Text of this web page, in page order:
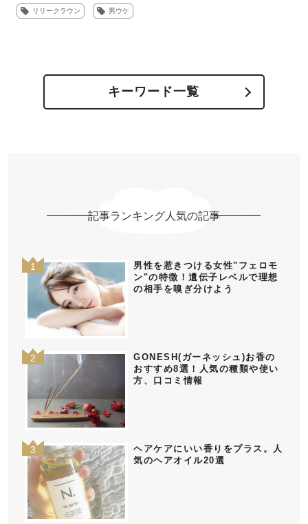
リリークラウン 男ウケ
キーワード一覧
記事ランキング人気の記事
男性を惹きつける女性"フェロモ
ン"の特徴！遺伝子レベルで理想
の相手を嗅ぎ分けよう
GONESH(ガーネッシュ)お香の
おすすめ8選！人気の種類や使い
方、口コミ情報
ヘアケアにいい香りをプラス。人
気のヘアオイル20選